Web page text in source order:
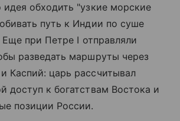
обходить "узкие морские
путь к Индии по суше
Еще при Петре I отправляли
разведать маршруты через
Каспий: царь рассчитывал
доступ к богатствам Востока и
позиции России.